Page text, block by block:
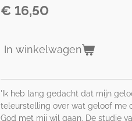
€ 16,50
In winkelwagen
'Ik heb lang gedacht dat mijn
teleurstelling over wat geloof me
God met mij wil gaan. De studie